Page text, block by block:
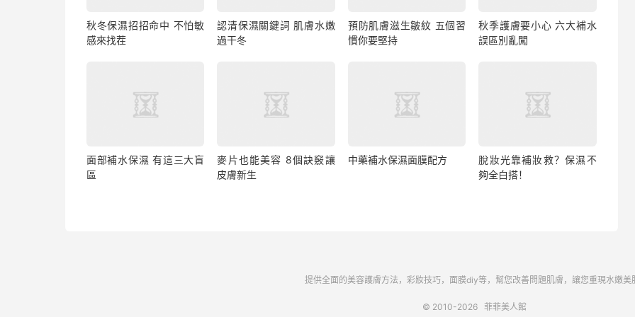
秋冬保濕招招命中 不怕敏
感來找茬
認清保濕關鍵詞 肌膚水嫩
過干冬
預防肌膚滋生皺紋 五個習
慣你要堅持
秋季護膚要小心 六大補水
誤區別亂闖
面部補水保濕 有這三大盲
區
麥片也能美容 8個訣竅讓
皮膚新生
中藥補水保濕面膜配方
脫妝光靠補妝救？保濕不
夠全白搭！
提供全面的美容護膚方法，彩妝技巧，面膜diy等，幫您改善問題肌膚，讓您重現水嫩美
© 2010-2026 菲菲美人館